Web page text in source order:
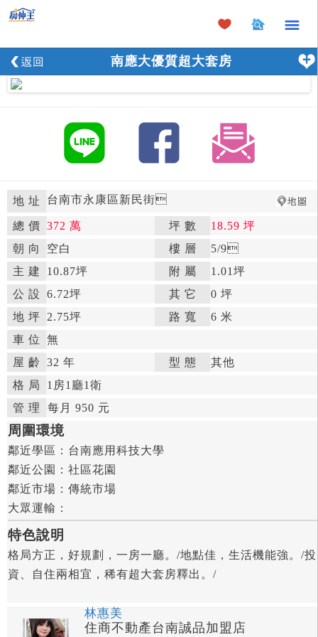
×
南應大優質超大套房
地 址 台南市永康區新民街
總 價 372 萬 坪 數 18.59 坪
朝 向
空白 樓 層 5/9
主 建
10.87坪 附 屬 1.01坪
公 設
6.72坪 其 它
0 坪
地 坪
2.75坪 路 寬
6 米
車 位
無
屋 齡 32 年 型 態 其他
格 局
1房1廳1衛
管 理
每月 950 元
周圍環境
鄰近學區： 台南應用科技大學
鄰近公園： 社區花園
鄰近市場： 傳統市場
大眾運輸：
特色說明
格局方正，好規劃，一房一廳。/地點佳，生活機能強。/投
資、自住兩相宜，稀有超大套房釋出。/
林惠美
住商不動產台南誠品加盟店